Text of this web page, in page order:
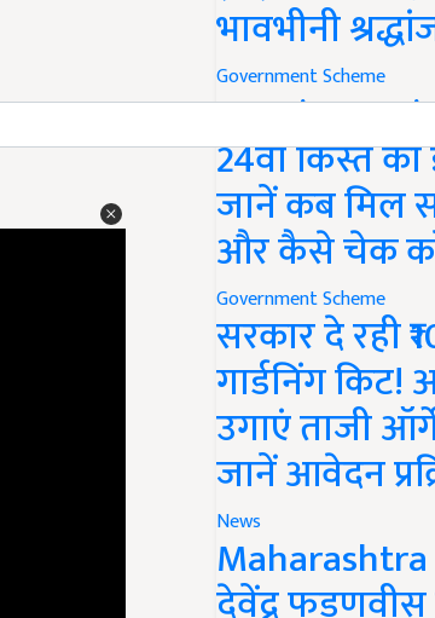
भावभीनी
Government Scheme
PM Kisan
24वीं किस्त
जानें कब मिल
और कैसे चेक
Government Scheme
सरकार दे रही
गार्डनिंग
उगाएं ताजी
जानें आवेदन
News